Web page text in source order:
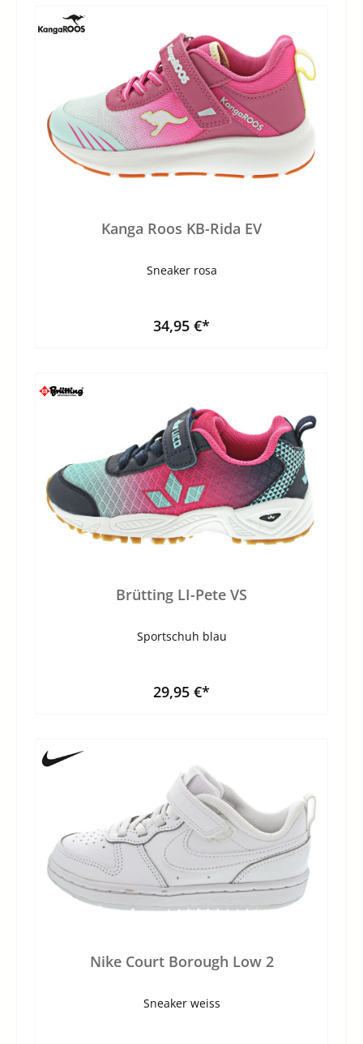
Kanga Roos KB-Rida EV
Sneaker rosa
34,95 €*
Brütting LI-Pete VS
Sportschuh blau
29,95 €*
Nike Court Borough Low 2
Sneaker weiss